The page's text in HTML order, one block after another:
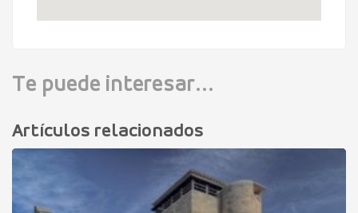
Te puede interesar...
Artículos relacionados